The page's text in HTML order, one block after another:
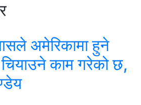
अमेरिकामा हुने
काम गरेको छ,